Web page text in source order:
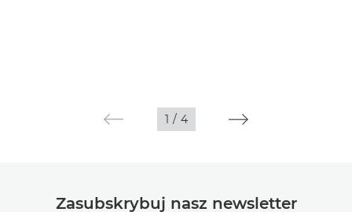
1 / 4
Zasubskrybuj nasz newsletter